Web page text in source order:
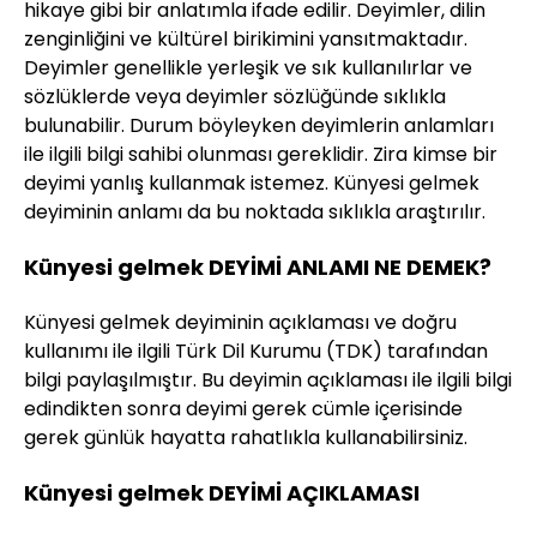
hikaye gibi bir anlatımla ifade edilir. Deyimler, dilin
zenginliğini ve kültürel birikimini yansıtmaktadır.
Deyimler genellikle yerleşik ve sık kullanılırlar ve
sözlüklerde veya deyimler sözlüğünde sıklıkla
bulunabilir. Durum böyleyken deyimlerin anlamları
ile ilgili bilgi sahibi olunması gereklidir. Zira kimse bir
deyimi yanlış kullanmak istemez. Künyesi gelmek
deyiminin anlamı da bu noktada sıklıkla araştırılır.
Künyesi gelmek DEYİMİ ANLAMI NE DEMEK?
Künyesi gelmek deyiminin açıklaması ve doğru
kullanımı ile ilgili Türk Dil Kurumu (TDK) tarafından
bilgi paylaşılmıştır. Bu deyimin açıklaması ile ilgili bilgi
edindikten sonra deyimi gerek cümle içerisinde
gerek günlük hayatta rahatlıkla kullanabilirsiniz.
Künyesi gelmek DEYİMİ AÇIKLAMASI